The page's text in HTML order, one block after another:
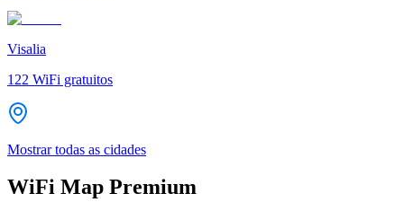
Visalia
122 WiFi gratuitos
Mostrar todas as cidades
WiFi Map Premium